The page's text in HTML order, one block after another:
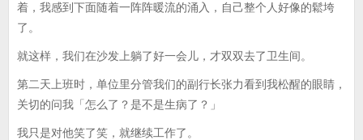
着，我感到下面随着一阵阵暖流的涌入，自己整个人好像的鬆垮
了。
就这样，我们在沙发上躺了好一会儿，才双双去了卫生间。
第二天上班时，单位里分管我们的副行长张力看到我松醒的眼睛，
关切的问我「怎么了？是不是生病了？」
我只是对他笑了笑，就继续工作了。